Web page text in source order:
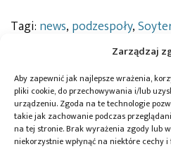
Zarządzaj
Aby zapewnić jak najlepsze wrażenia,
pliki cookie, do przechowywania i/lub
urządzeniu. Zgoda na te technologie
takie jak zachowanie podczas
na tej stronie. Brak wyrażenia zgody lub
niekorzystnie wpłynąć na niektóre cechy
Tagi: news, podzespoły,
Przeczytaj również: